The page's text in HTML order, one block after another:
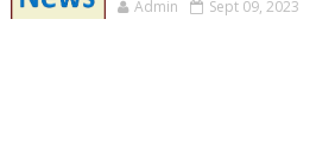
Admin Sept 09, 2023